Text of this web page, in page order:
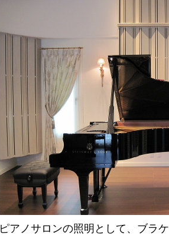
ピアノサロンの照明として、ブラ